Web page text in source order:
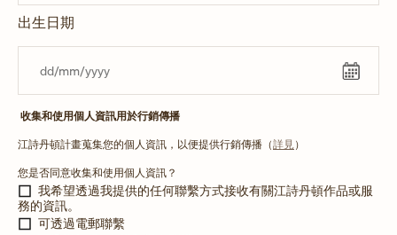
出生日期
收集和使用個人資訊用於行銷傳播
江詩丹頓計畫蒐集您的個人資訊，以便提供行銷傳播（詳見）
您是否同意收集和使用個人資訊？
我希望透過我提供的任何聯繫方式接收有關江詩丹頓作品或服
務的資訊。
可透過電郵聯繫